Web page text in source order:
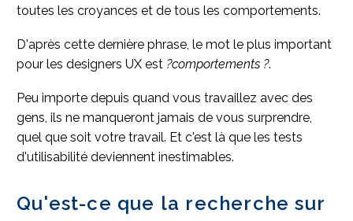
toutes les croyances et de tous les comportements.
D'après cette dernière phrase, le mot le plus important
pour les designers UX est ?comportements ?.
Peu importe depuis quand vous travaillez avec des
gens, ils ne manqueront jamais de vous surprendre,
quel que soit votre travail. Et c'est là que les tests
d'utilisabilité deviennent inestimables.
Qu'est-ce que la recherche sur